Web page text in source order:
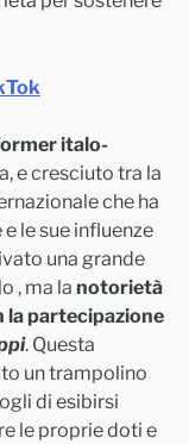
italo-
e cresciuto tra la
che ha
le sue influenze
una grande
, ma la notorietà
la partecipazione
. Questa
un trampolino
di esibirsi
le proprie doti e